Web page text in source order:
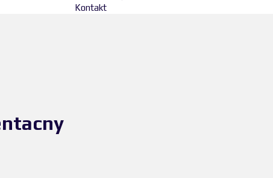
Kontakt